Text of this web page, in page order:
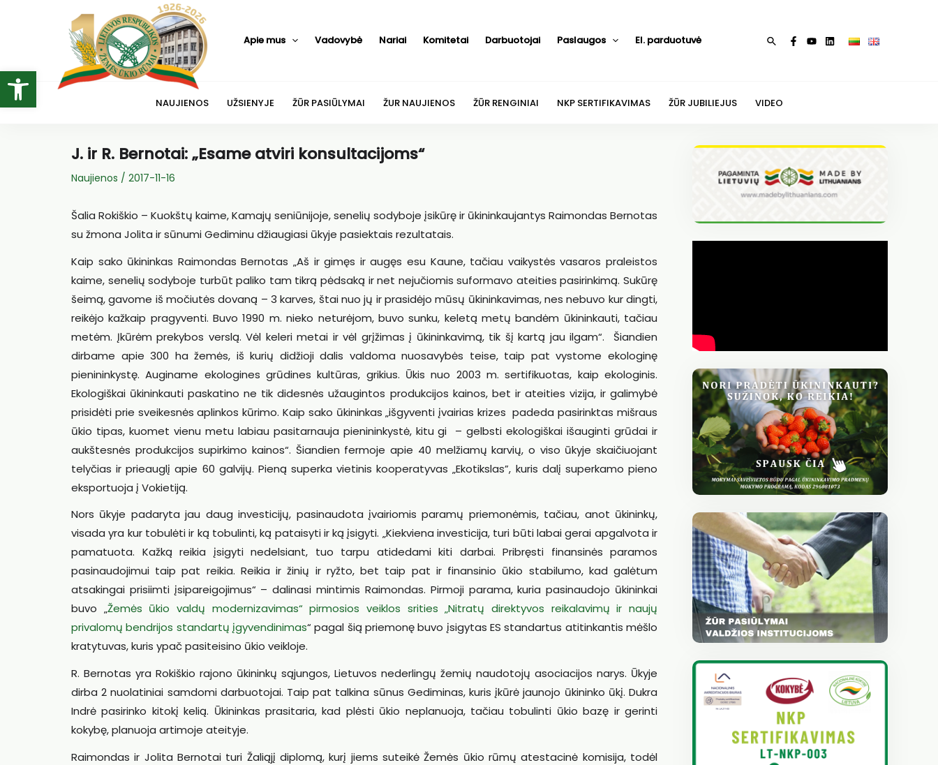
Open toolbar
Apie mus Vadovybė Nariai Komitetai Darbuotojai Paslaugos El. parduotuvė Paieška
NAUJIENOS UŽSIENYJE ŽŪR PASIŪLYMAI ŽUR NAUJIENOS ŽŪR RENGINIAI NKP SERTIFIKAVIMAS ŽŪR JUBILIEJUS VIDEO
J. ir R. Bernotai: „Esame atviri konsultacijoms“
Naujienos / 2017-11-16
Šalia Rokiškio – Kuokštų kaime, Kamajų seniūnijoje, senelių sodyboje įsikūrę ir ūkininkaujantys Raimondas Bernotas
su žmona Jolita ir sūnumi Gediminu džiaugiasi ūkyje pasiektais rezultatais.
Kaip sako ūkininkas Raimondas Bernotas „Aš ir gimęs ir augęs esu Kaune, tačiau vaikystės vasaros praleistos
kaime, senelių sodyboje turbūt paliko tam tikrą pėdsaką ir net nejučiomis suformavo ateities pasirinkimą. Sukūrę
šeimą, gavome iš močiutės dovaną – 3 karves, štai nuo jų ir prasidėjo mūsų ūkininkavimas, nes nebuvo kur dingti,
reikėjo kažkaip pragyventi. Buvo 1990 m. nieko neturėjom, buvo sunku, keletą metų bandėm ūkininkauti, tačiau
metėm. Įkūrėm prekybos verslą. Vėl keleri metai ir vėl grįžimas į ūkininkavimą, tik šį kartą jau ilgam“. Šiandien
dirbame apie 300 ha žemės, iš kurių didžioji dalis valdoma nuosavybės teise, taip pat vystome ekologinę
pienininkystę. Auginame ekologines grūdines kultūras, grikius. Ūkis nuo 2003 m. sertifikuotas, kaip ekologinis.
Ekologiškai ūkininkauti paskatino ne tik didesnės užaugintos produkcijos kainos, bet ir ateities vizija, ir galimybė
prisidėti prie sveikesnės aplinkos kūrimo. Kaip sako ūkininkas „išgyventi įvairias krizes padeda pasirinktas mišraus
ūkio tipas, kuomet vienu metu labiau pasitarnauja pienininkystė, kitu gi – gelbsti ekologiškai išauginti grūdai ir
aukštesnės produkcijos supirkimo kainos“. Šiandien fermoje apie 40 melžiamų karvių, o viso ūkyje skaičiuojant
telyčias ir prieauglį apie 60 galvijų. Pieną superka vietinis kooperatyvas „Ekotikslas”, kuris dalį superkamo pieno
eksportuoja į Vokietiją.
Nors ūkyje padaryta jau daug investicijų, pasinaudota įvairiomis paramų priemonėmis, tačiau, anot ūkininkų,
visada yra kur tobulėti ir ką tobulinti, ką pataisyti ir ką įsigyti. „Kiekviena investicija, turi būti labai gerai apgalvota ir
pamatuota. Kažką reikia įsigyti nedelsiant, tuo tarpu atidedami kiti darbai. Pribręsti finansinės paramos
pasinaudojimui taip pat reikia. Reikia ir žinių ir ryžto, bet taip pat ir finansinio ūkio stabilumo, kad galėtum
atsakingai prisiimti įsipareigojimus“ – dalinasi mintimis Raimondas. Pirmoji parama, kuria pasinaudojo ūkininkai
buvo „Žemės ūkio valdų modernizavimas“ pirmosios veiklos srities „Nitratų direktyvos reikalavimų ir naujų
privalomų bendrijos standartų įgyvendinimas“ pagal šią priemonę buvo įsigytas ES standartus atitinkantis mėšlo
kratytuvas, kuris ypač pasiteisino ūkio veikloje.
R. Bernotas yra Rokiškio rajono ūkininkų sąjungos, Lietuvos nederlingų žemių naudotojų asociacijos narys. Ūkyje
dirba 2 nuolatiniai samdomi darbuotojai. Taip pat talkina sūnus Gediminas, kuris įkūrė jaunojo ūkininko ūkį. Dukra
Indrė pasirinko kitokį kelią. Ūkininkas prasitaria, kad plėsti ūkio neplanuoja, tačiau tobulinti ūkio bazę ir gerinti
kokybę, planuoja artimoje ateityje.
Raimondas ir Jolita Bernotai turi Žaliąjį diplomą, kurį jiems suteikė Žemės ūkio rūmų atestacinė komisija, todėl